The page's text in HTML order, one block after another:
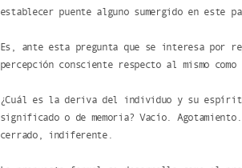
establecer puente alguno sumergido en
Es, ante esta pregunta que se interesa por
percepción consciente respecto al mismo
¿Cuál es la deriva del individuo y su
significado o de memoria? Vacío.
cerrado, indiferente.